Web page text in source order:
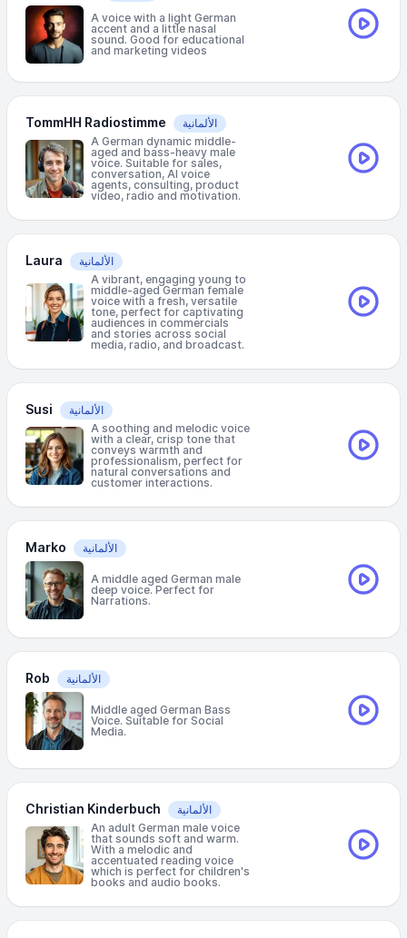
A voice with a light German
accent and a little nasal
sound. Good for educational
and marketing videos
TommHH Radiostimme
الألمانية
A German dynamic middle-
aged and bass-heavy male
voice. Suitable for sales,
conversation, AI voice
agents, consulting, product
video, radio and motivation.
Laura
الألمانية
A vibrant, engaging young to
middle-aged German female
voice with a fresh, versatile
tone, perfect for captivating
audiences in commercials
and stories across social
media, radio, and broadcast.
Susi
الألمانية
A soothing and melodic voice
with a clear, crisp tone that
conveys warmth and
professionalism, perfect for
natural conversations and
customer interactions.
Marko الألمانية
A middle aged German male
deep voice. Perfect for
Narrations.
Rob الألمانية
Middle aged German Bass
Voice. Suitable for Social
Media.
Christian Kinderbuch
الألمانية
An adult German male voice
that sounds soft and warm.
With a melodic and
accentuated reading voice
which is perfect for children's
books and audio books.